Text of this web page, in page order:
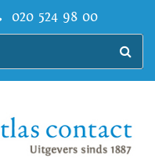
020 524 98 00